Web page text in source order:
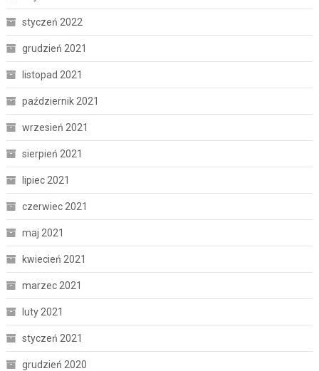
styczeń 2022
grudzień 2021
listopad 2021
październik 2021
wrzesień 2021
sierpień 2021
lipiec 2021
czerwiec 2021
maj 2021
kwiecień 2021
marzec 2021
luty 2021
styczeń 2021
grudzień 2020